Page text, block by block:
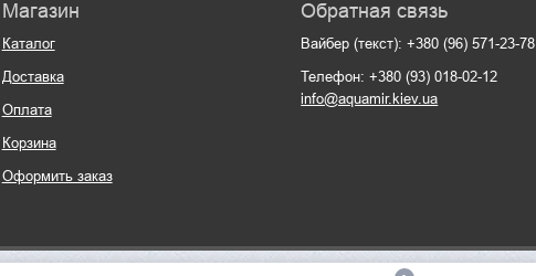
Магазин
Каталог
Доставка
Оплата
Корзина
Оформить заказ
Обратная связь
Вайбер (текст): +380 (96) 571-23-78
Телефон: +380 (93) 018-02-12
info@aquamir.kiev.ua